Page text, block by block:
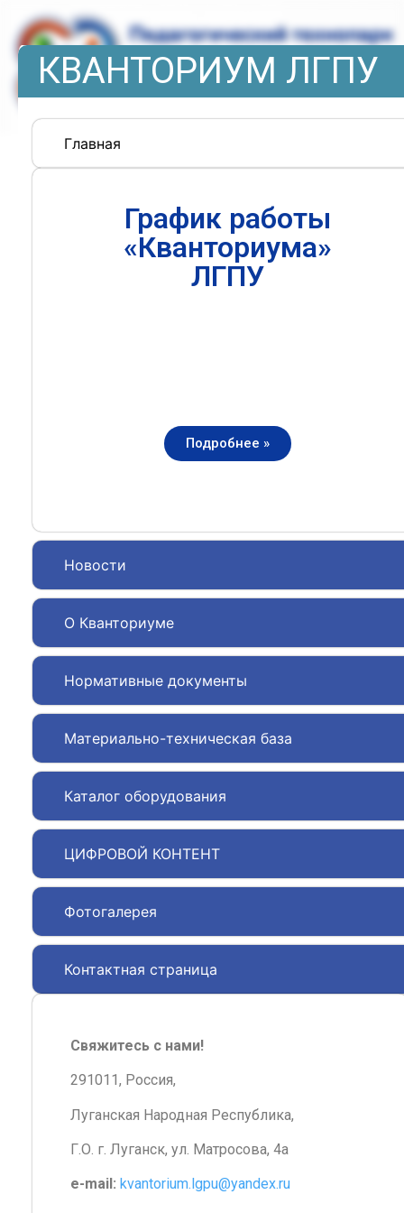
КВАНТОРИУМ ЛГПУ
Главная
Новости
О Кванториуме
Нормативные документы
Материально-техническая база
Каталог оборудования
ЦИФРОВОЙ КОНТЕНТ
Фотогалерея
Контактная страница
График работы
«Кванториума»
ЛГПУ
Подробнее »
Свяжитесь с нами!
291011, Россия,
Луганская Народная Республика,
Г.О. г. Луганск, ул. Матросова, 4а
e-mail: kvantorium.lgpu@yandex.ru